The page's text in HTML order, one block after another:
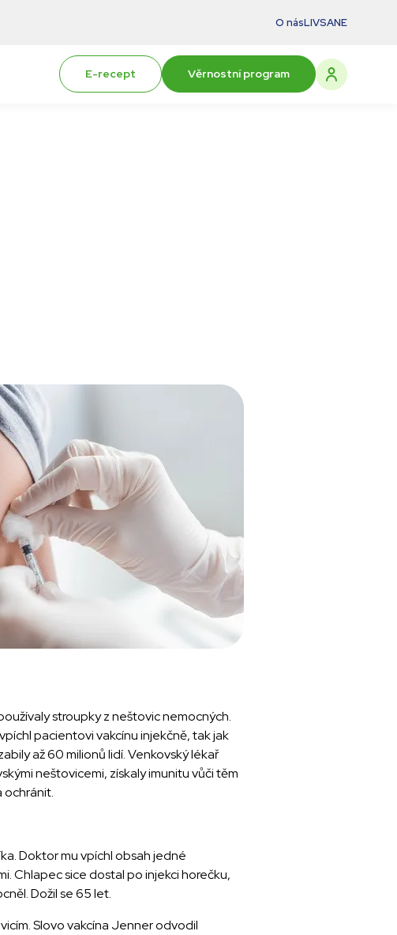
O násLIVSANE
E-recept Věrnostní program
stroupky z neštovic nemocných.
pacientovi vakcínu injekčně, tak jak
až 60 milionů lidí. Venkovský lékař
neštovicemi, získaly imunitu vůči těm
ochránit.
Doktor mu vpíchl obsah jedné
Chlapec sice dostal po injekci horečku,
Dožil se 65 let.
Slovo vakcína Jenner odvodil